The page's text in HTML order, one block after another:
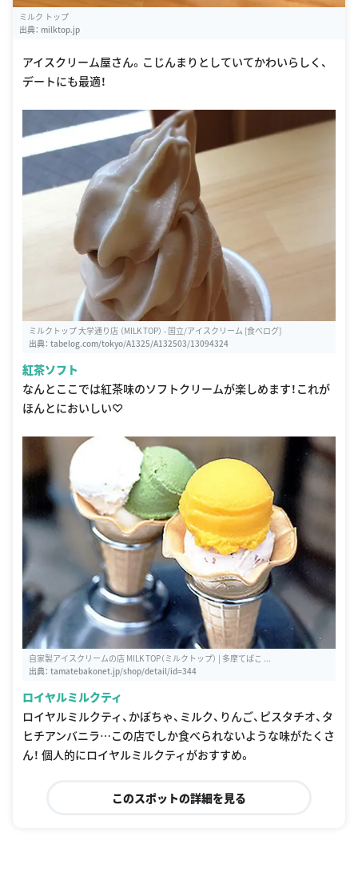
ミルク トップ
出典： milktop.jp
アイスクリーム屋さん。こじんまりとしていてかわいらしく、
デートにも最適！
ミルクトップ 大学通り店 （MILK TOP） - 国立/アイスクリーム [食べログ]
出典： tabelog.com/tokyo/A1325/A132503/13094324
紅茶ソフト
なんとここでは紅茶味のソフトクリームが楽しめます！これが
ほんとにおいしい♡
自家製アイスクリームの店 MILK TOP（ミルクトップ） | 多摩てばこ ...
出典： tamatebakonet.jp/shop/detail/id=344
ロイヤルミルクティ
ロイヤルミルクティ、かぼちゃ、ミルク、りんご、ピスタチオ、タ
ヒチアンバニラ…この店でしか食べられないような味がたくさ
ん！ 個人的にロイヤルミルクティがおすすめ。
このスポットの詳細を見る